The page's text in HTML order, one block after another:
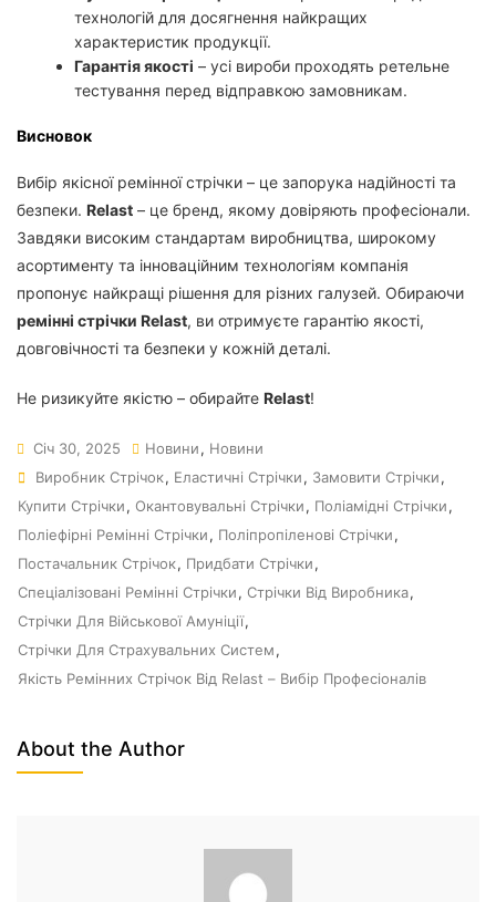
технологій для досягнення найкращих
характеристик продукції.
Гарантія якості – усі вироби проходять ретельне
тестування перед відправкою замовникам.
Висновок
Вибір якісної ремінної стрічки – це запорука надійності та
безпеки. Relast – це бренд, якому довіряють професіонали.
Завдяки високим стандартам виробництва, широкому
асортименту та інноваційним технологіям компанія
пропонує найкращі рішення для різних галузей. Обираючи
ремінні стрічки Relast, ви отримуєте гарантію якості,
довговічності та безпеки у кожній деталі.
Не ризикуйте якістю – обирайте Relast!
Січ 30, 2025 Новини, Новини
Виробник Стрічок, Еластичні Стрічки, Замовити Стрічки,
Купити Стрічки, Окантовувальні Стрічки, Поліамідні Стрічки,
Поліефірні Ремінні Стрічки, Поліпропіленові Стрічки,
Постачальник Стрічок, Придбати Стрічки,
Спеціалізовані Ремінні Стрічки, Стрічки Від Виробника,
Стрічки Для Військової Амуніції,
Стрічки Для Страхувальних Систем,
Якість Ремінних Стрічок Від Relast – Вибір Професіоналів
About the Author